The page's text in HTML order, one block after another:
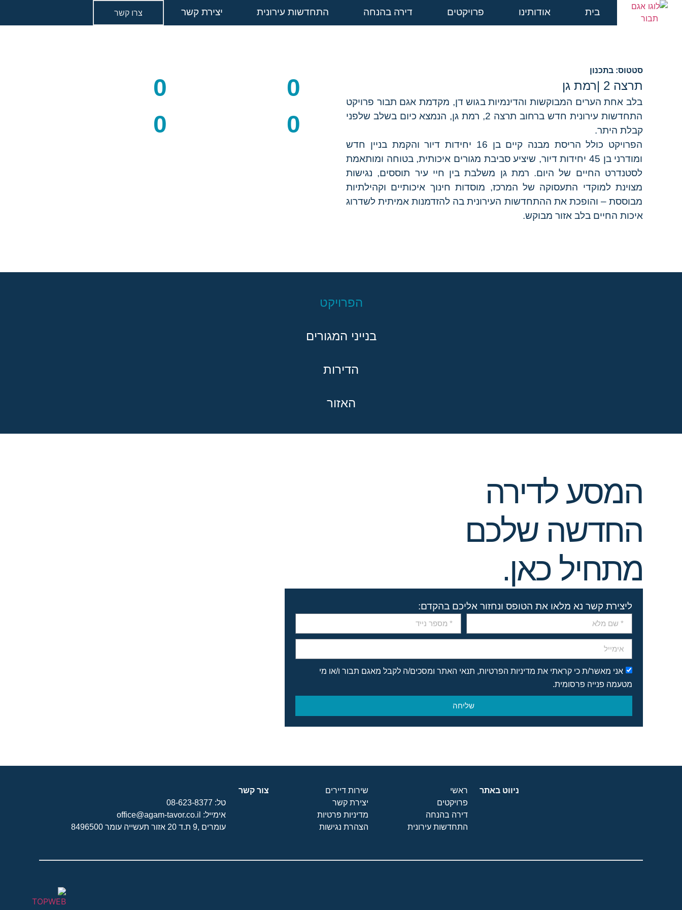
בית אודותינו פרויקטים דירה בהנחה התחדשות עירונית יצירת קשר צרו קשר
סטטוס: בתכנון
תרצה 2 | רמת גן
בלב אחת הערים המבוקשות והדינמיות בגוש דן, מקדמת אגם תבור פרויקט
התחדשות עירונית חדש ברחוב תרצה 2, רמת גן, הנמצא כיום בשלב שלפני
קבלת היתר.
הפרויקט כולל הריסת מבנה קיים בן 16 יחידות דיור והקמת בניין חדש
ומודרני בן 45 יחידות דיור, שיציע סביבת מגורים איכותית, בטוחה ומותאמת
לסטנדרט החיים של היום. רמת גן משלבת בין חיי עיר תוססים, נגישות
מצוינת למוקדי התעסוקה של המרכז, מוסדות חינוך איכותיים וקהילתיות
מבוססת – והופכת את ההתחדשות העירונית בה להזדמנות אמיתית לשדרוג
איכות החיים בלב אזור מבוקש.
0
0
0
0
הפרויקט
בנייני המגורים
הדירות
האזור
המסע לדירה
החדשה שלכם
מתחיל כאן.
ליצירת קשר נא מלאו את הטופס ונחזור אליכם בהקדם:
אני מאשר/ת כי קראתי את מדיניות הפרטיות, תנאי האתר ומסכים/ה לקבל מאגם תבור ו/או מי
מטעמה פנייה פרסומית.
שליחה
ניווט באתר
ראשי
פרויקטים
דירה בהנחה
התחדשות עירונית
שירות דיירים
יצירת קשר
מדיניות פרטיות
הצהרת נגישות
צור קשר
טל: 08-623-8377
אימייל: office@agam-tavor.co.il
עומרים ,9 ת.ד 20 אזור תעשייה עומר 8496500